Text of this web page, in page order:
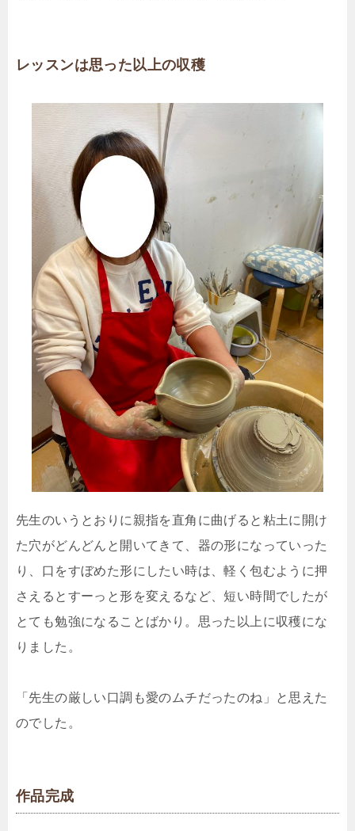
レッスンは思った以上の収穫
先生のいうとおりに親指を直角に曲げると粘土に開け
た穴がどんどんと開いてきて、器の形になっていった
り、口をすぼめた形にしたい時は、軽く包むように押
さえるとすーっと形を変えるなど、短い時間でしたが
とても勉強になることばかり。思った以上に収穫にな
りました。
「先生の厳しい口調も愛のムチだったのね」と思えた
のでした。
作品完成